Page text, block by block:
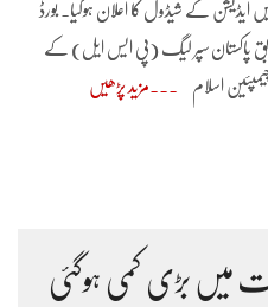
سپر لیگ (پی ایس ایل) کے 10ویں ایڈیشن کے شیڈول کا اعلان ہوگیا۔ بورڈ
پاکستان سپر لیگ (پی ایس ایل) کے
مزید پڑھیں
میں بڑی کمی ہوگئی